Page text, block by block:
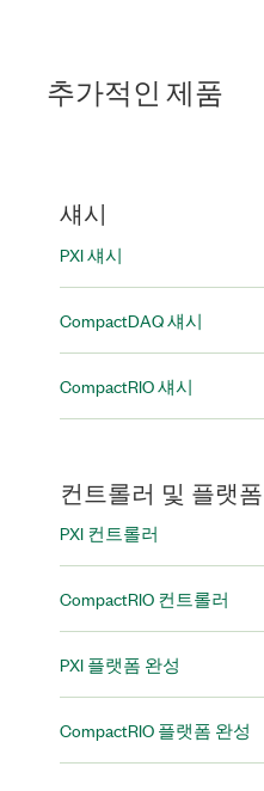
추가적인 제품
섀시
PXI 섀시
CompactDAQ 섀시
CompactRIO 섀시
컨트롤러 및 플랫
PXI 컨트롤러
CompactRIO 컨트롤러
PXI 플랫폼 완성
CompactRIO 플랫폼 완성